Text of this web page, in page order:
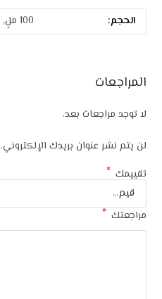
الحجم: 100 ملٍ, 200 ملٍ
المراجعات
لا توجد مراجعات بعد.
لن يتم نشر عنوان بريدك الإلكتروني.
تقييمك *
مراجعتك *